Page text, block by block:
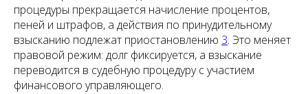
процедуры прекращается начисление процентов,
пеней и штрафов, а действия по принудительному
взысканию подлежат приостановлению 3. Это меняет
правовой режим: долг фиксируется, а взыскание
переводится в судебную процедуру с участием
финансового управляющего.